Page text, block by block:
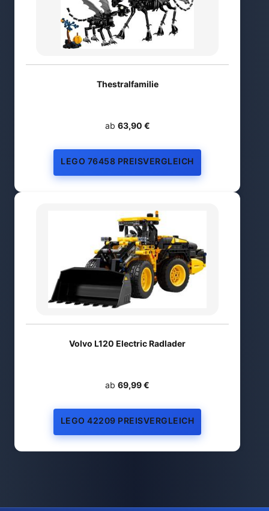
Thestralfamilie
ab 63,90 €
LEGO 76458 PREISVERGLEICH
Volvo L120 Electric Radlader
ab 69,99 €
LEGO 42209 PREISVERGLEICH